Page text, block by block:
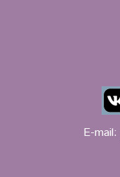
E-mail: